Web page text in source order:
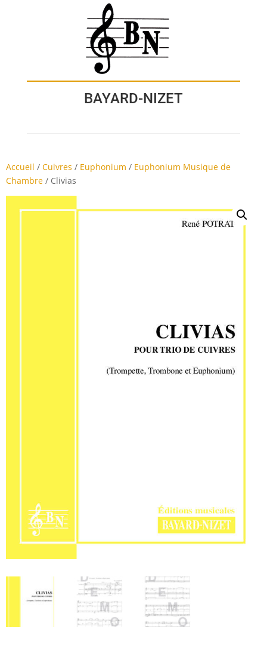
BAYARD-NIZET
Accueil / Cuivres / Euphonium / Euphonium Musique de
Chambre / Clivias